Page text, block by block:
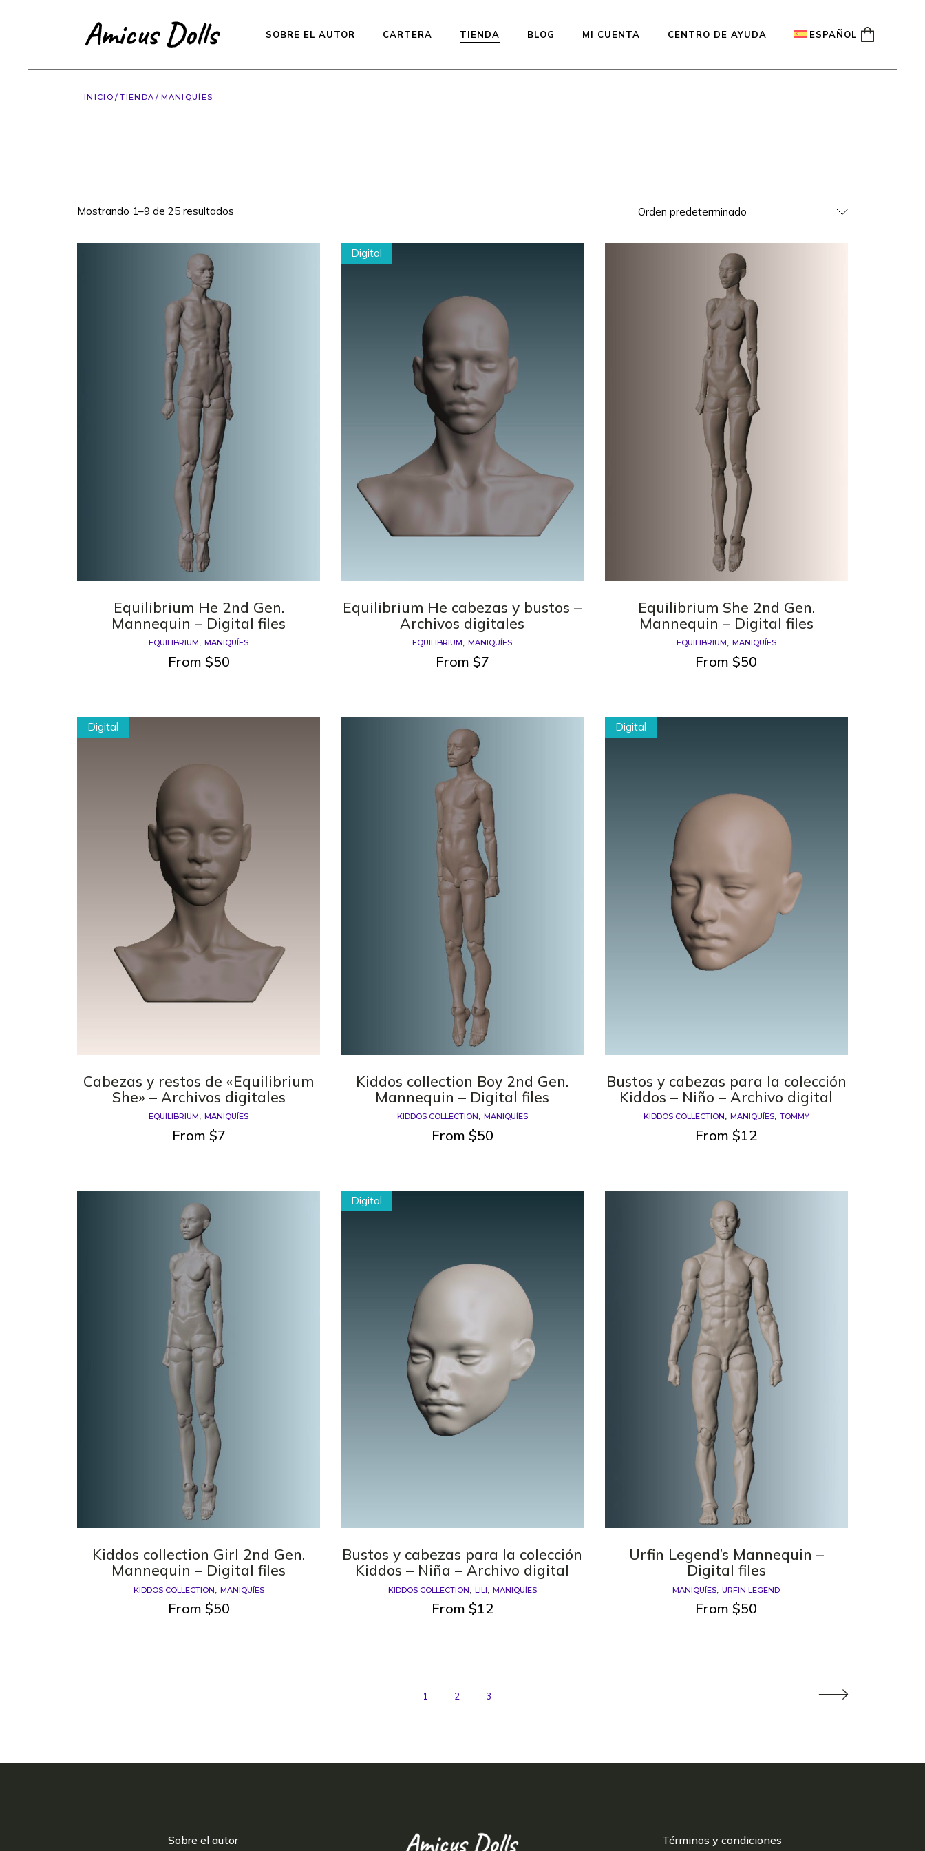
SOBRE EL AUTOR CARTERA TIENDA
Subastas
Accesorios 3D
Quantum
Dragones
Phoenix
Fullset
BLOG MI CUENTA CENTRO DE AYUDA ESPAÑOL
INICIO TIENDA MANIQUÍES
Mostrando 1–9 de 25 resultados Orden predeterminado
Equilibrium He 2nd Gen.
Mannequin – Digital files
EQUILIBRIUM MANIQUÍES
From $50
Digital
Equilibrium He cabezas y bustos –
Archivos digitales
EQUILIBRIUM MANIQUÍES
From $7
Equilibrium She 2nd Gen.
Mannequin – Digital files
EQUILIBRIUM MANIQUÍES
From$50
Digital
Cabezas y restos de «Equilibrium
She» – Archivos digitales
EQUILIBRIUM MANIQUÍES
From $7
Kiddos collection Boy 2nd Gen.
Mannequin – Digital files
KIDDOS COLLECTION MANIQUÍES
From $50
Digital
Bustos y cabezas para la colección
Kiddos – Niño – Archivo digital
KIDDOS COLLECTION MANIQUÍES TOMMY
From$12
Kiddos collection Girl 2nd Gen.
Mannequin – Digital files
KIDDOS COLLECTION MANIQUÍES
From $50
Digital
Bustos y cabezas para la colección
Kiddos – Niña – Archivo digital
KIDDOS COLLECTION LILI MANIQUÍES
From $12
Urfin Legend’s Mannequin –
Digital files
MANIQUÍES URFIN LEGEND
From$50
1 2 3
Sobre el autor Términos y condiciones